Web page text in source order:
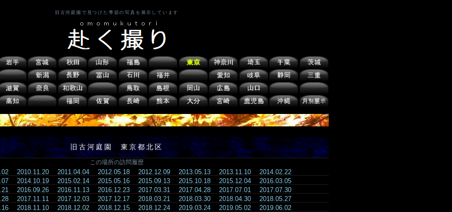
旧古河庭園で見つけた季節の写真を展示しています
旧古河庭園 東京都北区
この場所の訪問履歴
2010.11.20 2011.04.04 2012.05.18 2012.12.09 2013.05.13 2013.11.10
2014.02.22
2014.10.19 2015.02.14 2015.05.16 2015.09.13 2015.10.18 2015.12.04
2016.03.05
2016.09.26 2016.11.13 2016.12.23 2017.03.31 2017.04.28 2017.07.01
2017.07.30
2017.11.11 2017.12.03 2017.12.17 2018.03.21 2018.03.30 2018.04.30
2018.05.27
2018.11.10 2018.12.02 2018.12.15 2018.12.24 2019.03.24 2019.05.02
2019.06.02